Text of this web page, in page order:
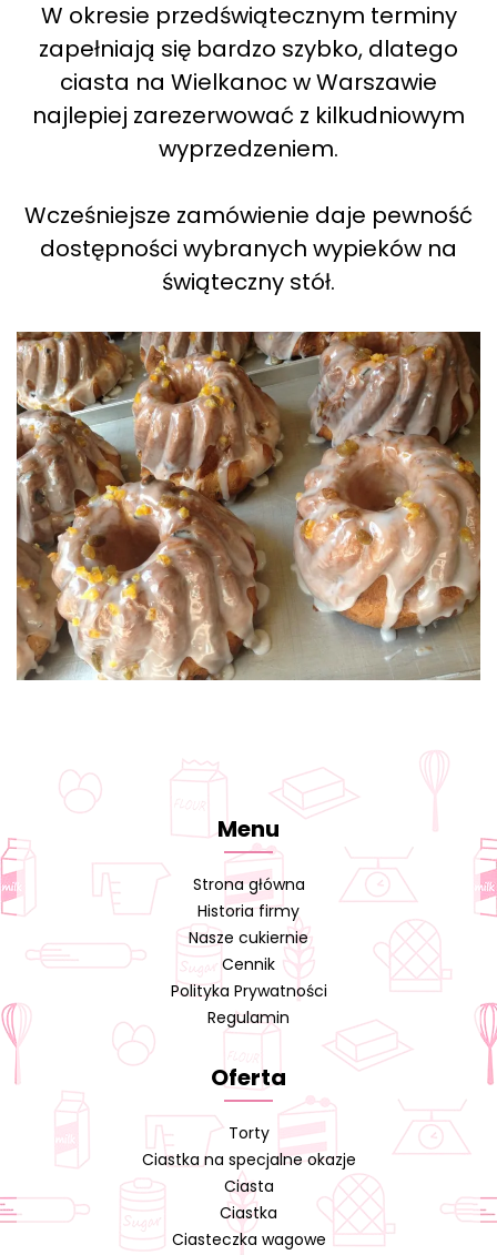
W okresie przedświątecznym terminy
zapełniają się bardzo szybko, dlatego
ciasta na Wielkanoc w Warszawie
najlepiej zarezerwować z kilkudniowym
wyprzedzeniem.
Wcześniejsze zamówienie daje pewność
dostępności wybranych wypieków na
świąteczny stół.
Menu
Strona główna
Historia firmy
Nasze cukiernie
Cennik
Polityka Prywatności
Regulamin
Oferta
Torty
Ciastka na specjalne okazje
Ciasta
Ciastka
Ciasteczka wagowe